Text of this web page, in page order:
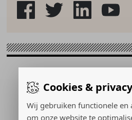
Cookies & privacy
Wij gebruiken functionele en
om onze website te
Gerealiseerd